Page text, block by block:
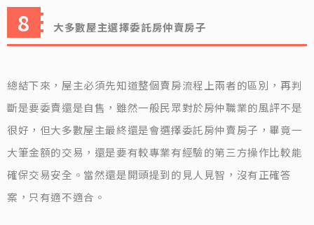
大多數屋主選擇委託房仲賣房子
總結下來，屋主必須先知道整個賣房流程上兩者的區別，再判
斷是要委賣還是自售，雖然一般民眾對於房仲職業的風評不是
很好，但大多數屋主最終還是會選擇委託房仲賣房子，畢竟一
大筆金額的交易，還是要有較專業有經驗的第三方操作比較能
確保交易安全。當然還是開頭提到的見人見智，沒有正確答
案，只有適不適合。